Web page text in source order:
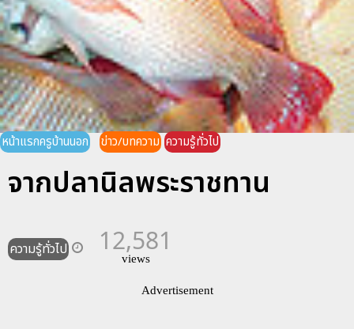
หน้าแรกครูบ้านนอก ข่าว/บทความ ความรู้ทั่วไป
จากปลานิลพระราชทาน
ความรู้ทั่วไป 12,581
views
Advertisement